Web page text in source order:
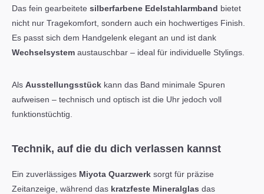
Das fein gearbeitete silberfarbene Edelstahlarmband bietet
nicht nur Tragekomfort, sondern auch ein hochwertiges Finish.
Es passt sich dem Handgelenk elegant an und ist dank
Wechselsystem austauschbar – ideal für individuelle Stylings.
Als Ausstellungsstück kann das Band minimale Spuren
aufweisen – technisch und optisch ist die Uhr jedoch voll
funktionstüchtig.
Technik, auf die du dich verlassen kannst
Ein zuverlässiges Miyota Quarzwerk sorgt für präzise
Zeitanzeige, während das kratzfeste Mineralglas das